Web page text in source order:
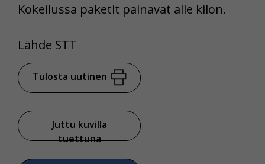
Kokeilussa paketit painavat alle kilon.
Lähde STT
Tulosta uutinen
Juttu kuvilla
tuettuna